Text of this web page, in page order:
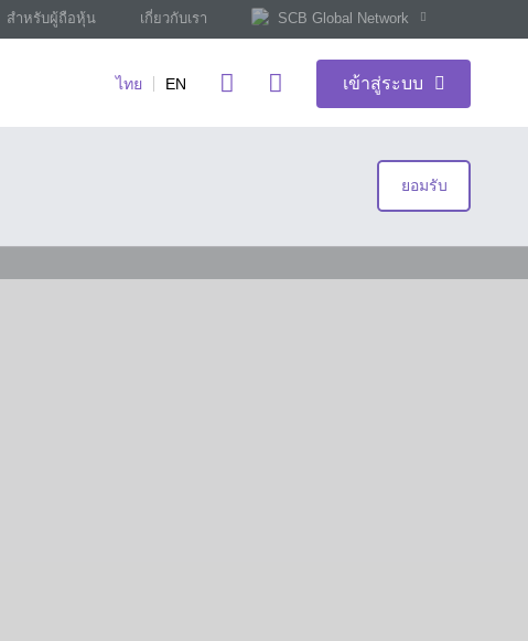
สำหรับผู้ถือหุ้น เกี่ยวกับเรา SCB Global Network
ไทย EN เข้าสู่ระบบ
ยอมรับ